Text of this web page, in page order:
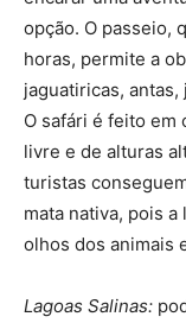
opção. O passeio,
horas, permite a
jaguatiricas,
O safári é feito em
livre e de alturas
turistas
mata nativa, pois
olhos dos animais
Lagoas Salinas: